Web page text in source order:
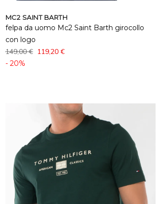
MC2 SAINT BARTH
felpa da uomo Mc2 Saint Barth girocollo
con logo
149,00 € 119,20 €
- 20%